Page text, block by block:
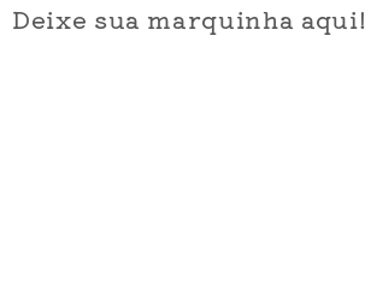
Deixe sua marquinha aqui!